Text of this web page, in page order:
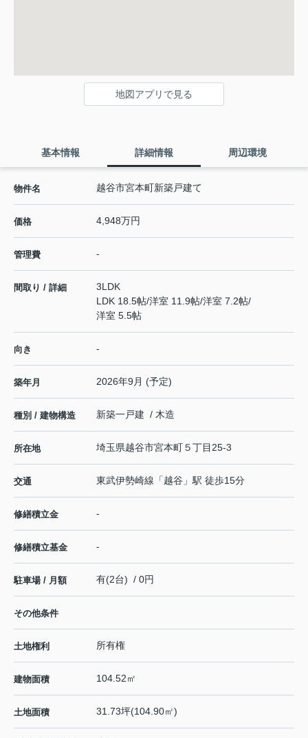
地図アプリで見る
基本情報 詳細情報 周辺環境
物件名 越谷市宮本町新築戸建て
価格 4,948万円
管理費 -
間取り / 詳細
3LDK
LDK 18.5帖/洋室 11.9帖/洋室 7.2帖/
洋室 5.5帖
向き -
築年月 2026年9月 (予定)
種別 / 建物構造 新築一戸建 / 木造
所在地 埼玉県越谷市宮本町５丁目25-3
交通 東武伊勢崎線 「越谷 」駅 徒歩15分
修繕積立金 -
修繕積立基金 -
駐車場 / 月額 有(2台) / 0円
その他条件
土地権利 所有権
建物面積 104.52㎡
土地面積 31.73坪(104.90㎡)